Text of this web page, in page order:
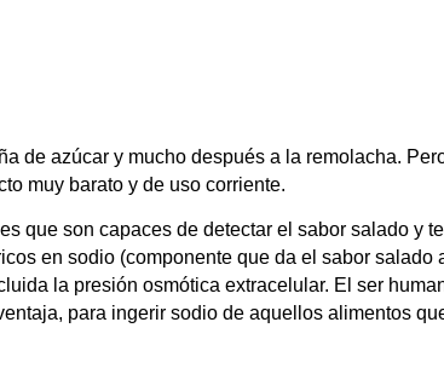
de azúcar y mucho después a la remolacha.
muy barato y de uso corriente.
que son capaces de detectar el sabor salado y
en sodio (componente que da el sabor
la presión osmótica extracelular. El ser
para ingerir sodio de aquellos alimentos